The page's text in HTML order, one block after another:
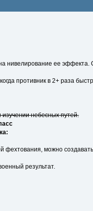
нивелирование ее
противник в 2+ раза
небесных путей.
можно
результат.